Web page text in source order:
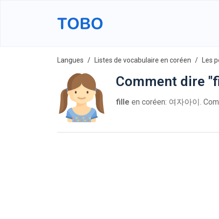
Langues Listes de vocabulaire en coréen Les
Comment dire
fille en coréen: 여자아이.